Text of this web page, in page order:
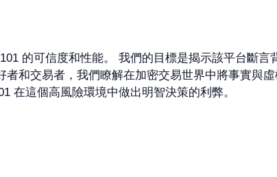
的可信度和性能。 我們的目標是揭示該平台斷言
和交易者，我們瞭解在加密交易世界中將事實與
在這個高風險環境中做出明智決策的利弊。